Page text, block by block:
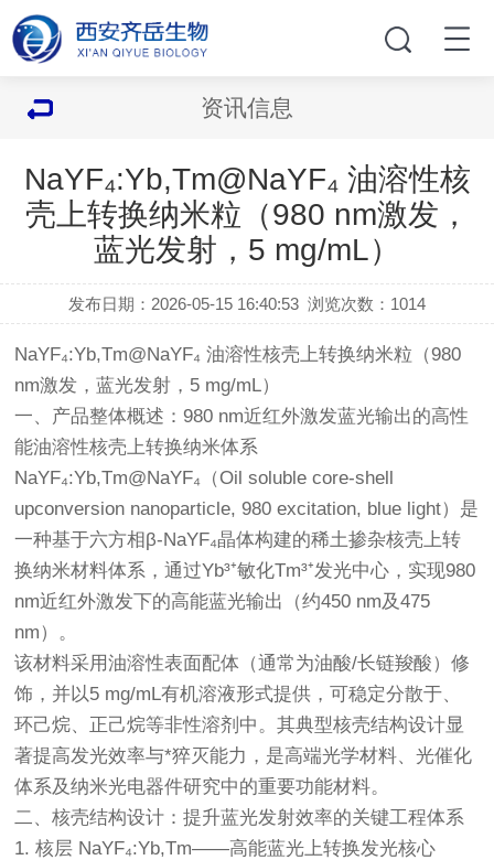
资讯信息
NaYF₄:Yb,Tm@NaYF₄ 油溶性核
壳上转换纳米粒（980 nm激发，
蓝光发射，5 mg/mL）
发布日期：2026-05-15 16:40:53 浏览次数： 1014
NaYF₄:Yb,Tm@NaYF₄ 油溶性核壳上转换纳米粒（980
nm激发，蓝光发射，5 mg/mL）
一、产品整体概述：980 nm近红外激发蓝光输出的高性
能油溶性核壳上转换纳米体系
NaYF₄:Yb,Tm@NaYF₄（Oil soluble core-shell
upconversion nanoparticle, 980 excitation, blue light）是
一种基于六方相β-NaYF₄晶体构建的稀土掺杂核壳上转
换纳米材料体系，通过Yb³⁺敏化Tm³⁺发光中心，实现980
nm近红外激发下的高能蓝光输出（约450 nm及475
nm）。
该材料采用油溶性表面配体（通常为油酸/长链羧酸）修
饰，并以5 mg/mL有机溶液形式提供，可稳定分散于、
环己烷、正己烷等非性溶剂中。其典型核壳结构设计显
著提高发光效率与*猝灭能力，是高端光学材料、光催化
体系及纳米光电器件研究中的重要功能材料。
二、核壳结构设计：提升蓝光发射效率的关键工程体系
1. 核层 NaYF₄:Yb,Tm——高能蓝光上转换发光核心